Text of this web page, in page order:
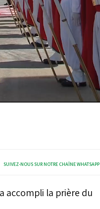
SUIVEZ-NOUS SUR NOTRE CHAÎNE WHATSAPP
accompli la prière du